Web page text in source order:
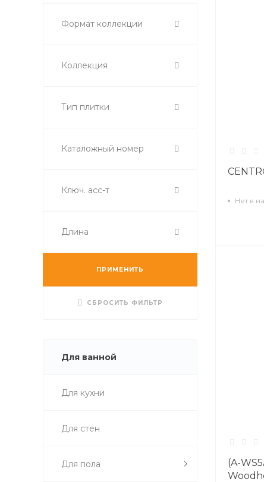
Формат коллекции
Коллекция
Тип плитки
Каталожный номер
Ключ. асс-т
Длина
ПРИМЕНИТЬ
СБРОСИТЬ ФИЛЬТР
Для ванной
Для кухни
Для стен
Для пола
Нет в
(A-